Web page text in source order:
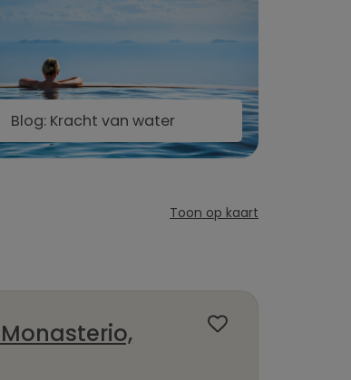
Blog: Kracht van water
Toon op kaart